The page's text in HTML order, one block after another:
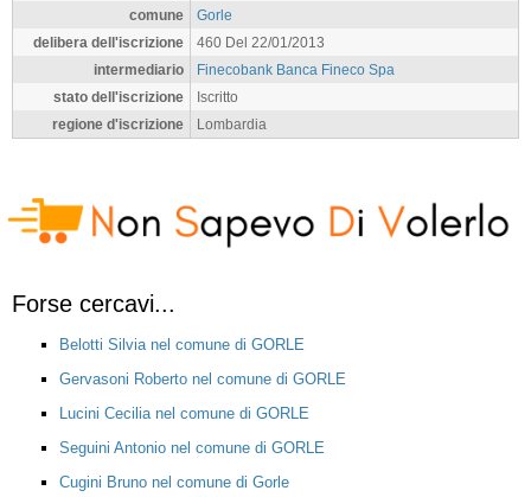
comune
Gorle
delibera dell'iscrizione
460 Del 22/01/2013
intermediario
Finecobank Banca Fineco Spa
stato dell'iscrizione
Iscritto
regione d'iscrizione
Lombardia
Forse cercavi...
Belotti Silvia nel comune di GORLE
Gervasoni Roberto nel comune di GORLE
Lucini Cecilia nel comune di GORLE
Seguini Antonio nel comune di GORLE
Cugini Bruno nel comune di Gorle